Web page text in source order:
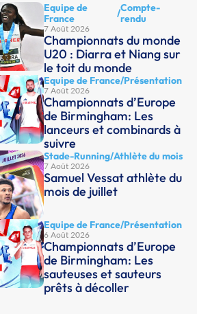
Equipe de
France
/Compte-
rendu
7 Août 2026
Championnats du monde
U20 : Diarra et Niang sur
le toit du monde
Equipe de France/Présentation
7 Août 2026
Championnats d’Europe
de Birmingham: Les
lanceurs et combinards à
suivre
Stade-Running/Athlète du mois
7 Août 2026
Samuel Vessat athlète du
mois de juillet
Equipe de France/Présentation
6 Août 2026
Championnats d’Europe
de Birmingham: Les
sauteuses et sauteurs
prêts à décoller